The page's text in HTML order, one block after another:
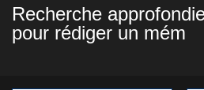
Recherche
pour rédiger un mém